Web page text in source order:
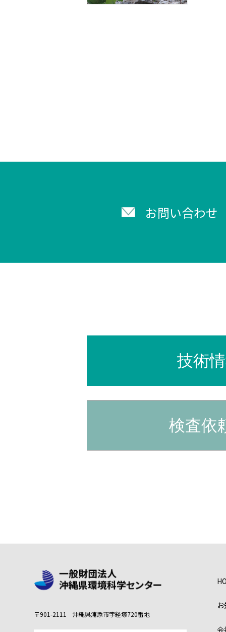
お問い合わせ
技術
検査依
〒901-2111 沖縄県浦添市字経塚720番地